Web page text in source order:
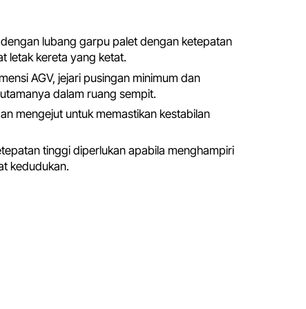
lubang garpu palet dengan ketepatan
letak kereta yang ketat.
AGV, jejari pusingan minimum dan
dalam ruang sempit.
mengejut untuk memastikan kestabilan
tinggi diperlukan apabila menghampiri
kedudukan.